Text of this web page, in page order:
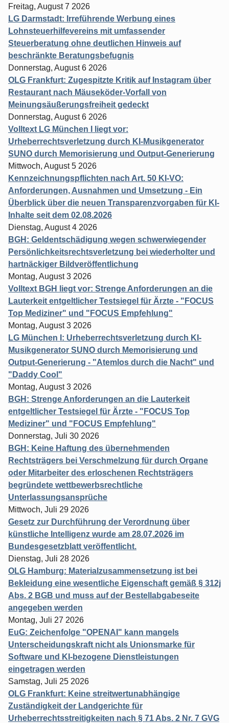
Freitag, August 7 2026
LG Darmstadt: Irreführende Werbung eines
Lohnsteuerhilfevereins mit umfassender
Steuerberatung ohne deutlichen Hinweis auf
beschränkte Beratungsbefugnis
Donnerstag, August 6 2026
OLG Frankfurt: Zugespitzte Kritik auf Instagram über
Restaurant nach Mäuseköder-Vorfall von
Meinungsäußerungsfreiheit gedeckt
Donnerstag, August 6 2026
Volltext LG München I liegt vor:
Urheberrechtsverletzung durch KI-Musikgenerator
SUNO durch Memorisierung und Output-Generierung
Mittwoch, August 5 2026
Kennzeichnungspflichten nach Art. 50 KI-VO:
Anforderungen, Ausnahmen und Umsetzung - Ein
Überblick über die neuen Transparenzvorgaben für KI-
Inhalte seit dem 02.08.2026
Dienstag, August 4 2026
BGH: Geldentschädigung wegen schwerwiegender
Persönlichkeitsrechtsverletzung bei wiederholter und
hartnäckiger Bildveröffentlichung
Montag, August 3 2026
Volltext BGH liegt vor: Strenge Anforderungen an die
Lauterkeit entgeltlicher Testsiegel für Ärzte - "FOCUS
Top Mediziner" und "FOCUS Empfehlung"
Montag, August 3 2026
LG München I: Urheberrechtsverletzung durch KI-
Musikgenerator SUNO durch Memorisierung und
Output-Generierung - "Atemlos durch die Nacht" und
"Daddy Cool"
Montag, August 3 2026
BGH: Strenge Anforderungen an die Lauterkeit
entgeltlicher Testsiegel für Ärzte - "FOCUS Top
Mediziner" und "FOCUS Empfehlung"
Donnerstag, Juli 30 2026
BGH: Keine Haftung des übernehmenden
Rechtsträgers bei Verschmelzung für durch Organe
oder Mitarbeiter des erloschenen Rechtsträgers
begründete wettbewerbsrechtliche
Unterlassungsansprüche
Mittwoch, Juli 29 2026
Gesetz zur Durchführung der Verordnung über
künstliche Intelligenz wurde am 28.07.2026 im
Bundesgesetzblatt veröffentlicht.
Dienstag, Juli 28 2026
OLG Hamburg: Materialzusammensetzung ist bei
Bekleidung eine wesentliche Eigenschaft gemäß § 312j
Abs. 2 BGB und muss auf der Bestellabgabeseite
angegeben werden
Montag, Juli 27 2026
EuG: Zeichenfolge "OPENAI" kann mangels
Unterscheidungskraft nicht als Unionsmarke für
Software und KI-bezogene Dienstleistungen
eingetragen werden
Samstag, Juli 25 2026
OLG Frankfurt: Keine streitwertunabhängige
Zuständigkeit der Landgerichte für
Urheberrechtsstreitigkeiten nach § 71 Abs. 2 Nr. 7 GVG